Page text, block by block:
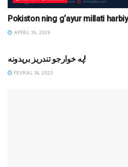
Pokiston ning g‘ayur millati
APREL 16, 2026
په خوارجو تندریز بریدونه!
FEVRAL 14, 2023